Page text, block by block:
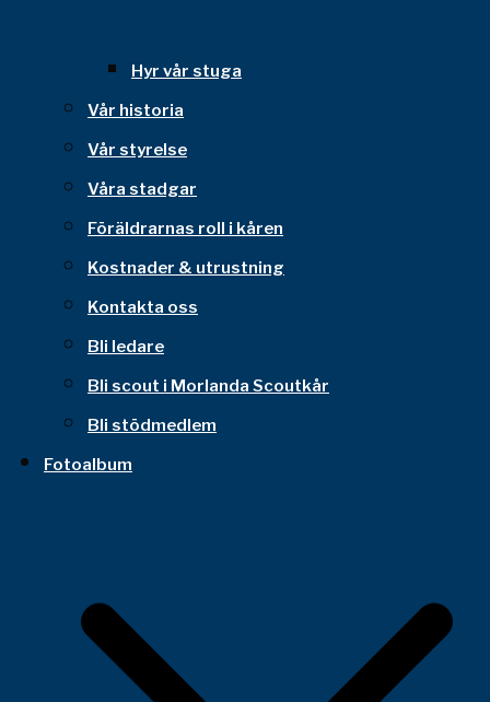
Hyr vår stuga
Vår historia
Vår styrelse
Våra stadgar
Föräldrarnas roll i kåren
Kostnader & utrustning
Kontakta oss
Bli ledare
Bli scout i Morlanda Scoutkår
Bli stödmedlem
Fotoalbum